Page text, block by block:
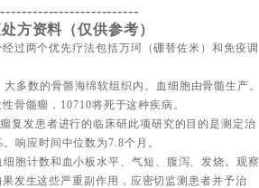
方资料（仅供参考）
过两个优先疗法包括万珂（硼替佐米）和免疫调
多数的骨骼海绵软组织内。血细胞由骨髓生产。
骨髓瘤，10710将死于这种疾病。
复发患者进行的临床研此项研究的目的是测定治
响应时间中位数为7.8个月。
胞计数和血小板水平、气短、腹泻、发烧。观察
发生这些严重副作用，应密切监测患者并予治